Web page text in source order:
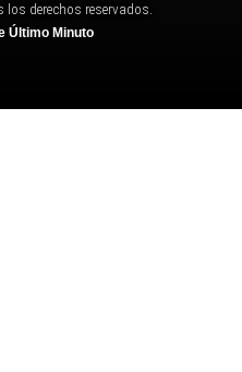
derechos reservados.
Último Minuto